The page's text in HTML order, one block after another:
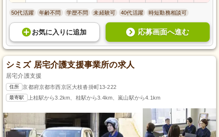
50代活躍 年齢不問 学歴不問 未経験可 40代活躍 時短勤務相談可
お気に入り に追加 応募画面へ進む
シミズ 居宅介護支援事業所の求人
居宅介護支援
住所 京都府京都市西京区大枝沓掛町13-222
最寄駅 上桂駅から3.2km、桂駅から3.4km、嵐山駅から4.1km